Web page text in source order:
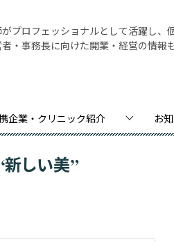
がプロフェッショナルとして活躍し
・事務長に向けた開業・経営の情報
企業・クリニック紹介 お
しい美”